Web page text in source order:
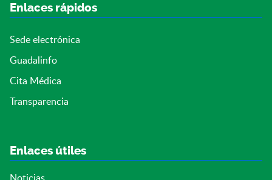
Enlaces rápidos
Sede electrónica
Guadalinfo
Cita Médica
Transparencia
Enlaces útiles